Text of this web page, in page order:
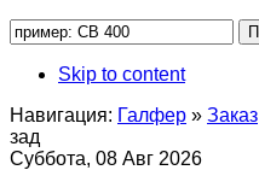
Skip to content
Навигация: Галфер » Заказ
зад
Суббота, 08 Авг 2026